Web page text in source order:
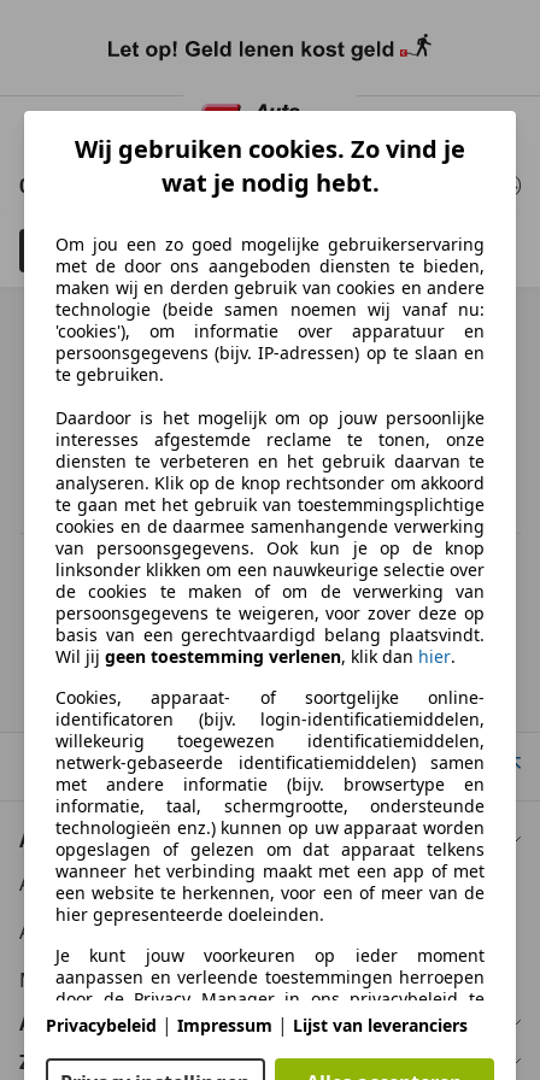
Ga
hoofdinhoud
0 Resultaten voor uw zoekopdracht
Filteren 4 Schadeauto's tonen
Ontdek vergelijkbare voertuigen
Niet precies je zoekopdracht, maar misschien wel de
perfecte match.
BTW verrekenbaar
Specificatie van de fabrikant voor nieuwe voertuigen. Afhankelijk van de
kilometerstand, het rijgedrag, de leeftijd van de batterij en het
laadgedrag, kan de radius van occasies aanzienlijk variëren.
Homepage
Naar boven
Auto kopen
Auto kooptips
Auto zoektips
Meer informatie
Auto verkopen
Zakelijk
Wij gebruiken cookies. Zo vind je
wat je nodig hebt.
Om jou een zo goed mogelijke gebruikerservaring
met de door ons aangeboden diensten te bieden,
maken wij en derden gebruik van cookies en andere
technologie (beide samen noemen wij vanaf nu:
'cookies'), om informatie over apparatuur en
persoonsgegevens (bijv. IP-adressen) op te slaan en
te gebruiken.
Daardoor is het mogelijk om op jouw persoonlijke
interesses afgestemde reclame te tonen, onze
diensten te verbeteren en het gebruik daarvan te
analyseren. Klik op de knop rechtsonder om akkoord
te gaan met het gebruik van toestemmingsplichtige
cookies en de daarmee samenhangende verwerking
van persoonsgegevens. Ook kun je op de knop
linksonder klikken om een nauwkeurige selectie over
de cookies te maken of om de verwerking van
persoonsgegevens te weigeren, voor zover deze op
basis van een gerechtvaardigd belang plaatsvindt.
Wil jij geen toestemming verlenen, klik dan hier.
Cookies, apparaat- of soortgelijke online-
identificatoren (bijv. login-identificatiemiddelen,
willekeurig toegewezen identificatiemiddelen,
netwerk-gebaseerde identificatiemiddelen) samen
met andere informatie (bijv. browsertype en
informatie, taal, schermgrootte, ondersteunde
technologieën enz.) kunnen op uw apparaat worden
opgeslagen of gelezen om dat apparaat telkens
wanneer het verbinding maakt met een app of met
een website te herkennen, voor een of meer van de
hier gepresenteerde doeleinden.
Je kunt jouw voorkeuren op ieder moment
aanpassen en verleende toestemmingen herroepen
door de Privacy Manager in ons privacybeleid te
bezoeken.
Privacybeleid | Impressum | Lijst van leveranciers